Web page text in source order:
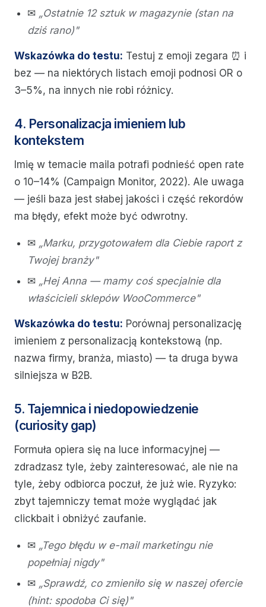
✉ „Ostatnie 12 sztuk w magazynie (stan na
dziś rano)"
Wskazówka do testu: Testuj z emoji zegara ⏰ i
bez — na niektórych listach emoji podnosi OR o
3–5%, na innych nie robi różnicy.
4. Personalizacja imieniem lub
kontekstem
Imię w temacie maila potrafi podnieść open rate
o 10–14% (Campaign Monitor, 2022). Ale uwaga
— jeśli baza jest słabej jakości i część rekordów
ma błędy, efekt może być odwrotny.
✉ „Marku, przygotowałem dla Ciebie raport z
Twojej branży"
✉ „Hej Anna — mamy coś specjalnie dla
właścicieli sklepów WooCommerce"
Wskazówka do testu: Porównaj personalizację
imieniem z personalizacją kontekstową (np.
nazwa firmy, branża, miasto) — ta druga bywa
silniejsza w B2B.
5. Tajemnica i niedopowiedzenie
(curiosity gap)
Formuła opiera się na luce informacyjnej —
zdradzasz tyle, żeby zainteresować, ale nie na
tyle, żeby odbiorca poczuł, że już wie. Ryzyko:
zbyt tajemniczy temat może wyglądać jak
clickbait i obniżyć zaufanie.
✉ „Tego błędu w e-mail marketingu nie
popełniaj nigdy"
✉ „Sprawdź, co zmieniło się w naszej ofercie
(hint: spodoba Ci się)"